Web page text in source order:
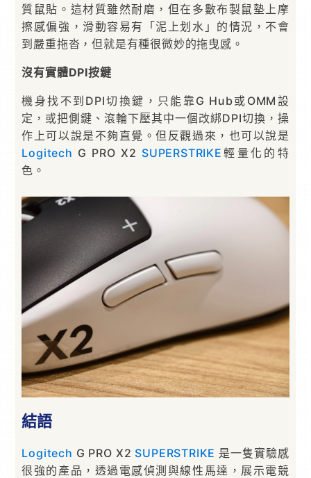
質鼠貼。這材質雖然耐磨，但在多數布製鼠墊上摩
擦感偏強，滑動容易有「泥上划水」的情況，不會
到嚴重拖沓，但就是有種很微妙的拖曳感。
沒有實體DPI按鍵
機身找不到DPI切換鍵，只能靠G Hub或OMM設
定，或把側鍵、滾輪下壓其中一個改綁DPI切換，操
作上可以說是不夠直覺。但反觀過來，也可以說是
Logitech G PRO X2 SUPERSTRIKE 輕量化的特
色。
結語
Logitech G PRO X2 SUPERSTRIKE 是一隻實驗感
很強的產品，透過電感偵測與線性馬達，展示電競